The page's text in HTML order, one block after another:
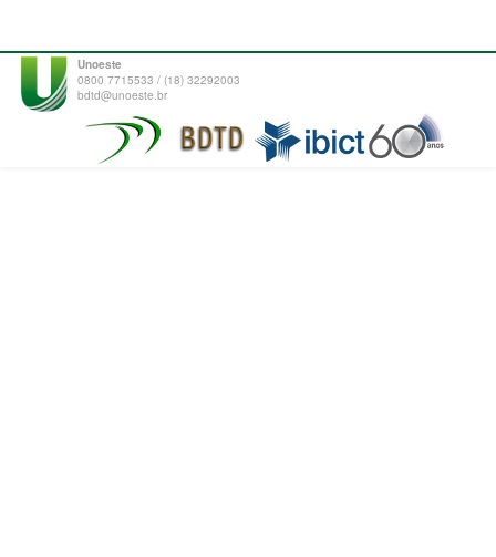
Unoeste
0800 7715533 / (18) 32292003
bdtd@unoeste.br